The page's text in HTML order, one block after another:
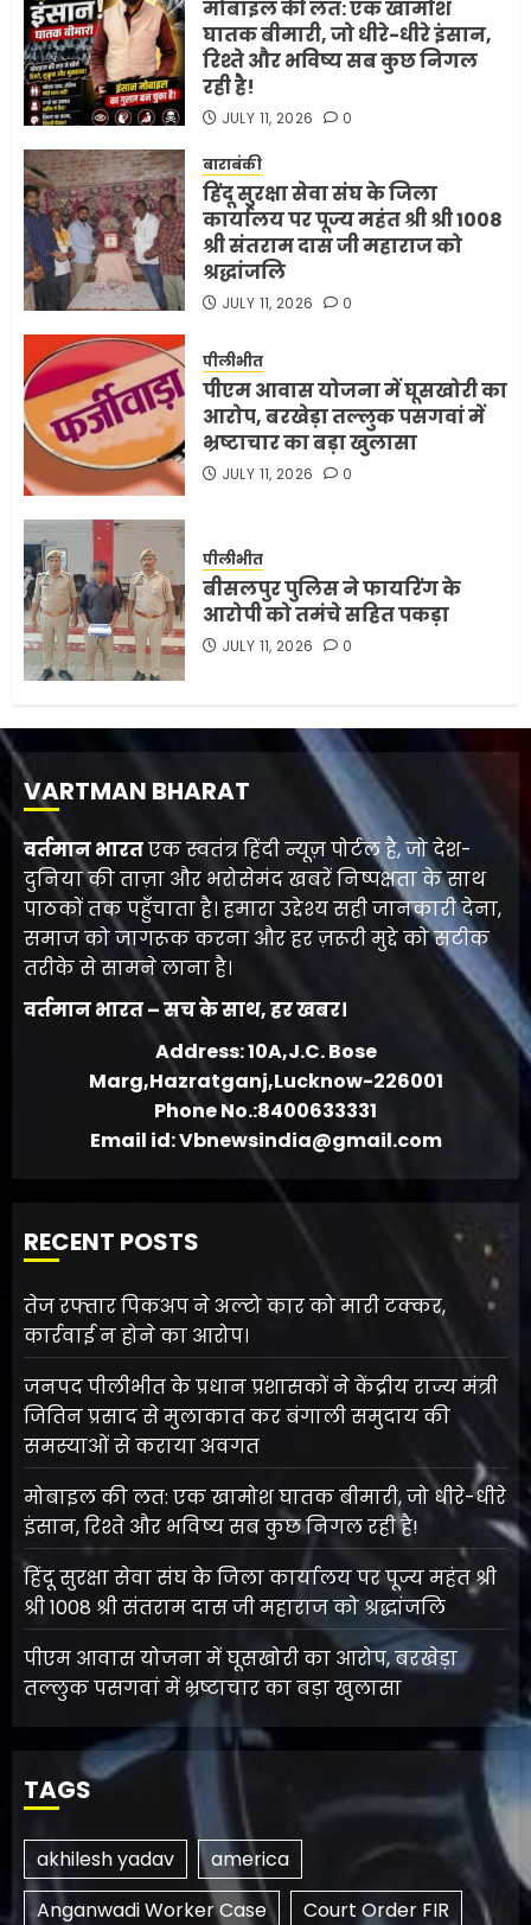
मोबाइल की लत: एक खामोश
घातक बीमारी, जो धीरे-धीरे इंसान,
रिश्ते और भविष्य सब कुछ निगल
रही है!
JULY 11, 2026 0
बाराबंकी
हिंदू सुरक्षा सेवा संघ के जिला
कार्यालय पर पूज्य महंत श्री श्री 1008
श्री संतराम दास जी महाराज को
श्रद्धांजलि
JULY 11, 2026 0
पीलीभीत
पीएम आवास योजना में घूसखोरी का
आरोप, बरखेड़ा तल्लुक पसगवां में
भ्रष्टाचार का बड़ा खुलासा
JULY 11, 2026 0
पीलीभीत
बीसलपुर पुलिस ने फायरिंग के
आरोपी को तमंचे सहित पकड़ा
JULY 11, 2026 0
VARTMAN BHARAT
वर्तमान भारतएक स्वतंत्र हिंदी न्यूज़ पोर्टल है, जो देश-
दुनिया की ताज़ा और भरोसेमंद खबरें निष्पक्षता के साथ
पाठकों तक पहुँचाता है। हमारा उद्देश्य सही जानकारी देना,
समाज को जागरूक करना और हर ज़रूरी मुद्दे को सटीक
तरीके से सामने लाना है।
वर्तमान भारत – सच के साथ, हर खबर।
Address: 10A,J.C. Bose
Marg,Hazratganj,Lucknow-226001
Phone No.:8400633331
Email id: Vbnewsindia@gmail.com
RECENT POSTS
तेज रफ्तार पिकअप ने अल्टो कार को मारी टक्कर,
कार्रवाई न होने का आरोप।
जनपद पीलीभीत के प्रधान प्रशासकों ने केंद्रीय राज्य मंत्री
जितिन प्रसाद से मुलाकात कर बंगाली समुदाय की
समस्याओं से कराया अवगत
मोबाइल की लत: एक खामोश घातक बीमारी, जो धीरे-धीरे
इंसान, रिश्ते और भविष्य सब कुछ निगल रही है!
हिंदू सुरक्षा सेवा संघ के जिला कार्यालय पर पूज्य महंत श्री
श्री 1008 श्री संतराम दास जी महाराज को श्रद्धांजलि
पीएम आवास योजना में घूसखोरी का आरोप, बरखेड़ा
तल्लुक पसगवां में भ्रष्टाचार का बड़ा खुलासा
TAGS
akhilesh yadav
america
Anganwadi Worker Case
Court Order FIR